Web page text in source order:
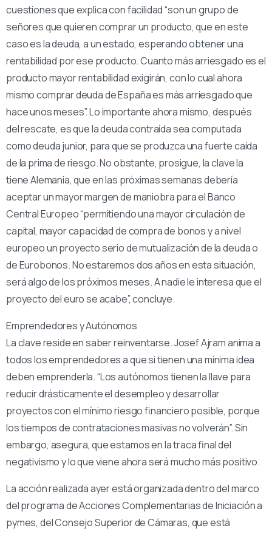
cuestiones que explica con facilidad “son un grupo de
señores que quieren comprar un producto, que en este
caso es la deuda, a un estado, esperando obtener una
rentabilidad por ese producto. Cuanto más arriesgado es el
producto mayor rentabilidad exigirán, con lo cual ahora
mismo comprar deuda de España es más arriesgado que
hace unos meses”. Lo importante ahora mismo, después
del rescate, es que la deuda contraída sea computada
como deuda junior, para que se produzca una fuerte caída
de la prima de riesgo. No obstante, prosigue, la clave la
tiene Alemania, que en las próximas semanas debería
aceptar un mayor margen de maniobra para el Banco
Central Europeo “permitiendo una mayor circulación de
capital, mayor capacidad de compra de bonos y a nivel
europeo un proyecto serio de mutualización de la deuda o
de Eurobonos. No estaremos dos años en esta situación,
será algo de los próximos meses. A nadie le interesa que el
proyecto del euro se acabe”, concluye.
Emprendedores y Autónomos
La clave reside en saber reinventarse. Josef Ajram anima a
todos los emprendedores a que si tienen una mínima idea
deben emprenderla. “Los autónomos tienen la llave para
reducir drásticamente el desempleo y desarrollar
proyectos con el mínimo riesgo financiero posible, porque
los tiempos de contrataciones masivas no volverán”. Sin
embargo, asegura, que estamos en la traca final del
negativismo y lo que viene ahora será mucho más positivo.
La acción realizada ayer está organizada dentro del marco
del programa de Acciones Complementarias de Iniciación a
pymes, del Consejo Superior de Cámaras, que está